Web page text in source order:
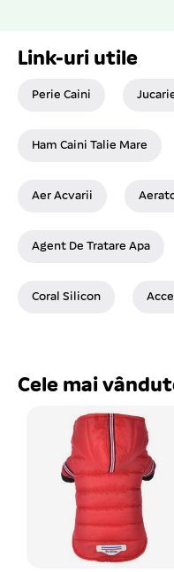
Link-uri utile
Perie Caini
Ham Caini Talie Mare
Aer Acvarii
Agent De Tratare Apa
Coral Silicon
Cele mai